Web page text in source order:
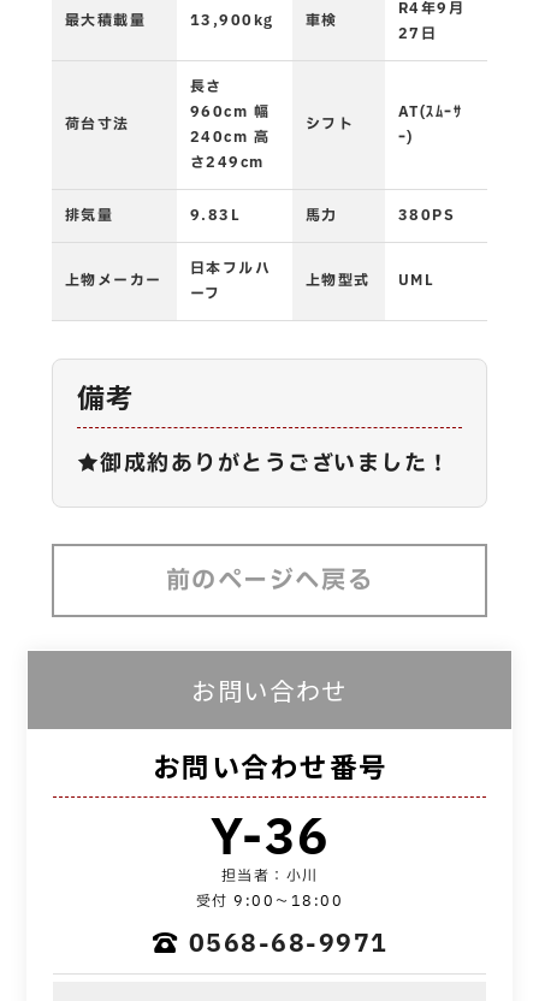
最大積載量 13,900kg 車検
R4年9月
27日
荷台寸法
長さ
960cm 幅
240cm 高
さ249cm
シフト
AT(ｽﾑｰｻ
ｰ)
排気量 9.83L 馬力 380PS
上物メーカー
日本フルハ
ーフ
上物型式 UML
備考
★御成約ありがとうございました！
前のページへ戻る
お問い合わせ
お問い合わせ番号
Y-36
担当者：小川
受付 9:00～18:00
0568-68-9971